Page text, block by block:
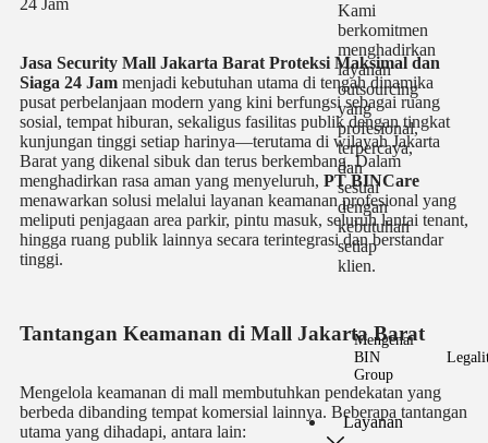
Kami
berkomitmen
menghadirkan
layanan
outsourcing
yang
profesional,
terpercaya,
dan
sesuai
dengan
kebutuhan
setiap
klien.
Mengenai
BIN
Group
Layanan
Jasa Security Mall Jakarta Barat Proteksi Maksimal dan
Siaga 24 Jam menjadi kebutuhan utama di tengah dinamika
pusat perbelanjaan modern yang kini berfungsi sebagai ruang
sosial, tempat hiburan, sekaligus fasilitas publik dengan tingkat
kunjungan tinggi setiap harinya—terutama di wilayah Jakarta
Barat yang dikenal sibuk dan terus berkembang. Dalam
menghadirkan rasa aman yang menyeluruh, PT BINCare
menawarkan solusi melalui layanan keamanan profesional yang
meliputi penjagaan area parkir, pintu masuk, seluruh lantai tenant,
hingga ruang publik lainnya secara terintegrasi dan berstandar
tinggi.
Tantangan Keamanan di Mall Jakarta Barat
Mengelola keamanan di mall membutuhkan pendekatan yang
berbeda dibanding tempat komersial lainnya. Beberapa tantangan
utama yang dihadapi, antara lain: